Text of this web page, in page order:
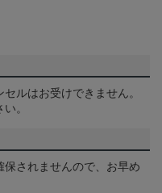
ルはお受けできません。
。
されませんので、お早め